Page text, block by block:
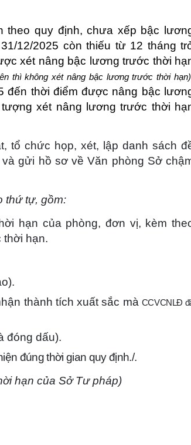
theo quy định, chưa xếp bậc
12/2025 còn thiếu từ 12 tháng
xét nâng bậc lương trước thời
thì không xét nâng bậc lương trước thời hạn)
đến thời điểm được nâng bậc
xét nâng lương trước thời
tổ chức họp, xét, lập danh sách
gửi hồ sơ về Văn phòng Sở
thứ tự, gồm:
hạn của phòng, đơn vị, kèm
thời hạn.
thành tích xuất sắc mà CCVCNLĐ
đóng dấu).
đúng thời gian quy định./.
hạn của Sở Tư pháp)